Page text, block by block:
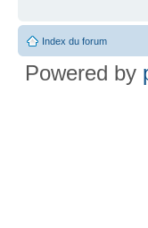
Index du forum
Powered by